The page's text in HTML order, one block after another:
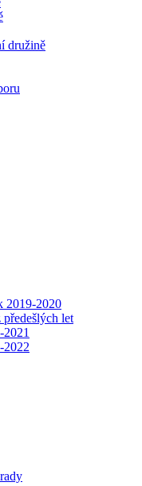
družině
2019-2020
let
2022